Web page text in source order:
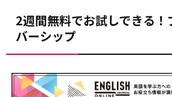
2週間無料でお試しできる！
バーシップ